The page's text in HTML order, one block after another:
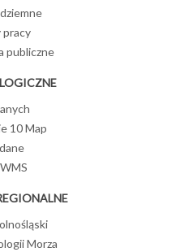
publiczne
10 Map
Morza